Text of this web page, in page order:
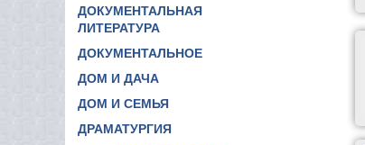
ДОКУМЕНТАЛЬНАЯ
ЛИТЕРАТУРА
ДОКУМЕНТАЛЬНОЕ
ДОМ И ДАЧА
ДОМ И СЕМЬЯ
ДРАМАТУРГИЯ